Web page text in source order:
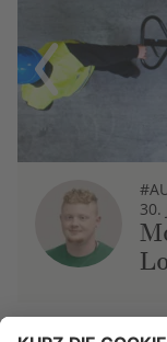
Previous
30.